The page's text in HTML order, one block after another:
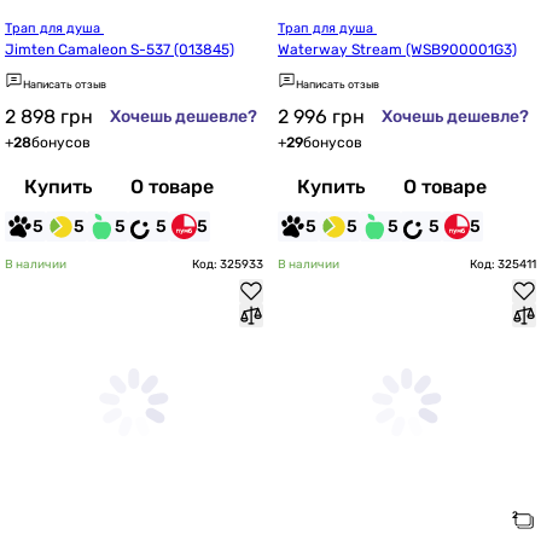
Jimten Camaleon S-537 (013845)
Написать отзыв
2 898 грн Хочешь дешевле?
+28бонусов
Купить О товаре
5 5 5 5 5
Waterway Stream (WSB900001G3)
Написать отзыв
2 996 грн Хочешь дешевле?
+29бонусов
Купить О товаре
5 5 5 5 5
В наличии Код: 325933 В наличии Код: 325411